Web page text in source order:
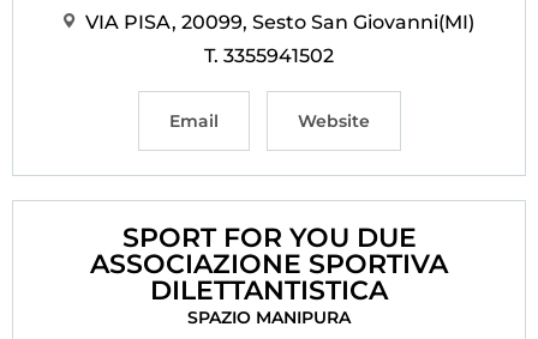
Federazione Trasparente
Fita HUB
VIA PISA, 20099, Sesto San Giovanni(MI)
T. 3355941502
Email Website
SPORT FOR YOU DUE
ASSOCIAZIONE SPORTIVA
DILETTANTISTICA
SPAZIO MANIPURA